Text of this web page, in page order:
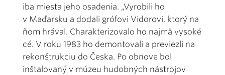
iba miesta jeho osadenia. „Vyrobili ho
v Maďarsku a dodali grófovi Vidorovi, ktorý na
ňom hrával. Charakterizovalo ho najmä vysoké
cé. V roku 1983 ho demontovali a previezli na
rekonštrukciu do Česka. Po obnove bol
inštalovaný v múzeu hudobných nástrojov